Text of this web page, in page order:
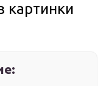
картинки